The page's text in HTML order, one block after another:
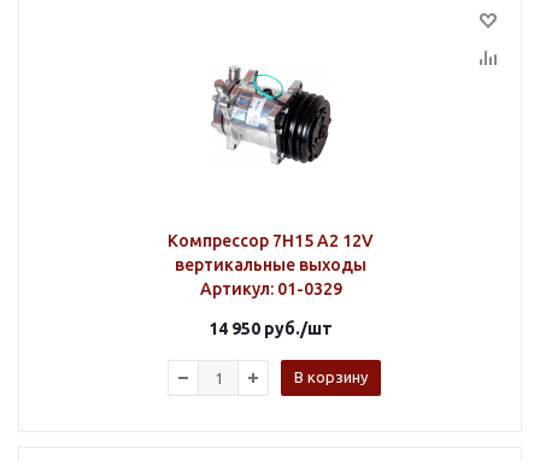
Компрессор 7H15 A2 12V
вертикальные выходы
Артикул: 01-0329
14 950 руб./шт
В корзину